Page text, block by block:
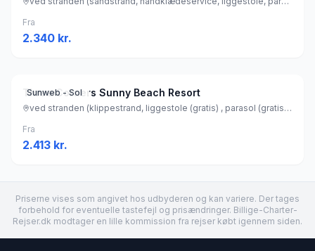
Fra
2.340 kr.
Sunweb - Sol
Three Corners Sunny Beach Resort
ved stranden (klippestrand, liggestole (gratis) , parasol (gratis) ), Egypten
Fra
2.413 kr.
Priserne vises som angivet hos udbyderen og kan variere. Der tages
forbehold for eventuelle tastefejl og prisændringer. Billige-Charter-
Rejser.dk modtager en lille kommission fra rejser købt igennem siden.